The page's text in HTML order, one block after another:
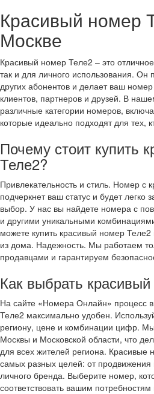
Красивый номер
Москве
Красивый номер Теле2 – это
так и для личного использования. Он
других абонентов и делает ваш
клиентов, партнеров и друзей. В
различные категории номеров,
которые идеально подходят для тех,
Почему стоит купить
Теле2?
Привлекательность и стиль. Номер с
подчеркнет ваш статус и будет легко
выбор. У нас вы найдете номера с
и другими уникальными
можете купить красивый номер
из дома. Надежность. Мы работаем
продавцами и гарантируем
Как выбрать
На сайте «Номера Онлайн» процесс
Теле2 максимально удобен.
региону, цене и комбинации цифр.
Москвы и Московской области, что
для всех жителей региона. Красивые
самых разных целей: от продвижения
личного бренда. Выберите номер,
соответствовать вашим